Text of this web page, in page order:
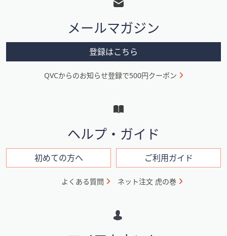
メ
ニ
ン
メールマガジン
登録はこちら
QVCからのお知らせ登録で500円クーポン
ヘルプ・ガイド
初めての方へ ご利用ガイド
よくある質問 ネット注文 虎の巻